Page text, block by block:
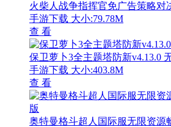
火柴人战争指挥官免广告策略对
手游下载 大小:79.78M
查 看
保卫萝卜3全主题塔防新v4.13.0
手游下载 大小:403.8M
查 看
奥特曼格斗超人国际服无限资源